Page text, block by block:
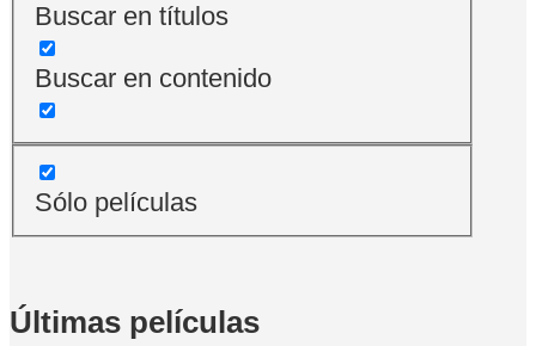
Buscar en títulos
Buscar en contenido
Sólo películas
Últimas películas